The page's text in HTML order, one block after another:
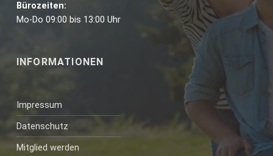
Bürozeiten:
Mo-Do 09:00 bis 13:00 Uhr
INFORMATIONEN
Impressum
Datenschutz
Mitglied werden